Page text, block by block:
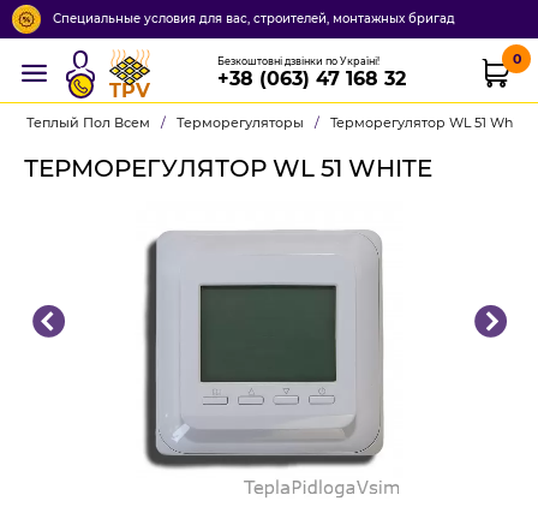
Специальные условия для вас, строителей, монтажных бригад
TPV
Безкоштовні дзвінки по Україні!
+38 (063) 47 168 32
0
Теплый Пол Всем / Терморегуляторы / Терморегулятор WL 51 White
ТЕРМОРЕГУЛЯТОР WL 51 WHITE